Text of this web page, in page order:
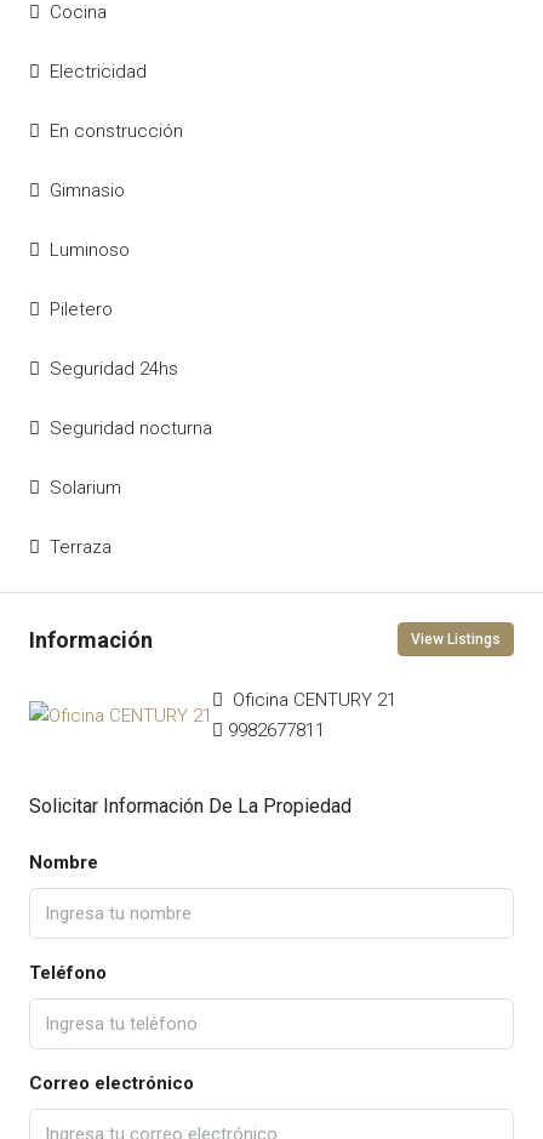
Cocina
Electricidad
En construcción
Gimnasio
Luminoso
Piletero
Seguridad 24hs
Seguridad nocturna
Solarium
Terraza
View Listings
Oficina CENTURY 21
9982677811
Solicitar Información De La Propiedad
Nombre
Teléfono
Correo electrónico